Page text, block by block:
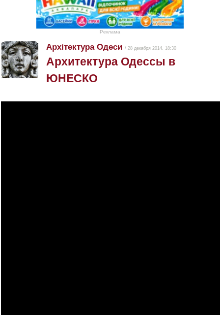
Реклама
Архітектура Одеси / 28 декабря 2014, 18:30
Архитектура Одессы в
ЮНЕСКО